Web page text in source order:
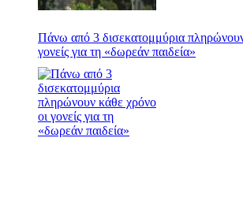
Πάνω από 3 δισεκατομμύρια
γονείς για τη «δωρεάν παιδεία»